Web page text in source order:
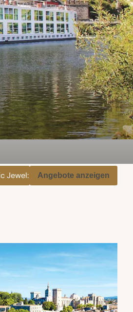
Jewel: Genussmomente für Körper
Angebote anzeigen